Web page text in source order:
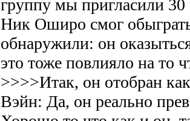
группу мы пригласили
Ник Оширо смог
обнаружили: он
это тоже повлияло на то
>>>>Итак, он отобран
Вэйн: Да, он реально